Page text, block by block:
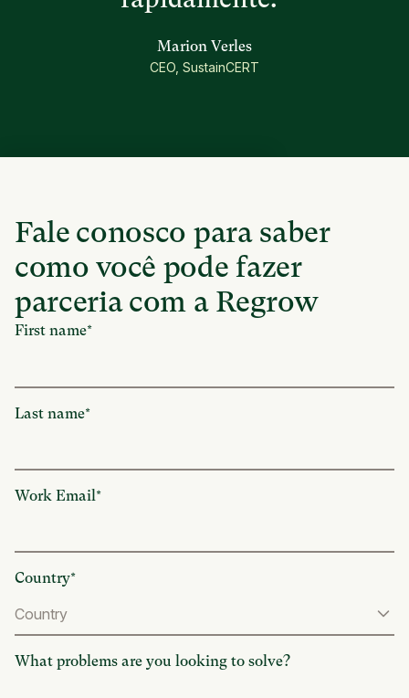
Marion Verles
CEO, SustainCERT
Fale conosco para saber
como você pode fazer
parceria com a Regrow
First name*
Last name*
Work Email*
Country*
What problems are you looking to solve?